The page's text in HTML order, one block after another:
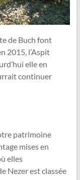
de Buch font
2015, l’Aspit
elle en
continuer
patrimoine
mises en
elles
Nezer est classée